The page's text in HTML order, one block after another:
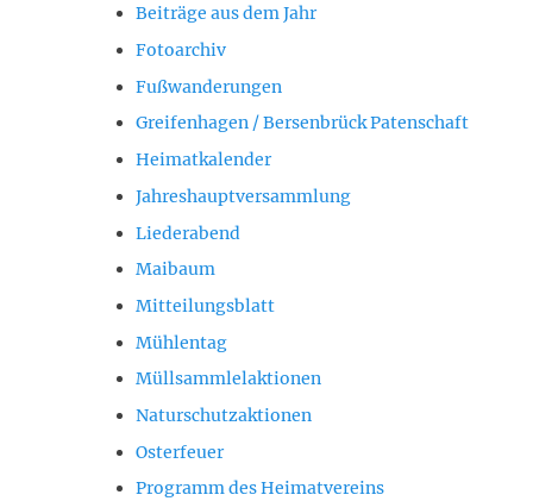
Beiträge aus dem Jahr
Fotoarchiv
Fußwanderungen
Greifenhagen / Bersenbrück Patenschaft
Heimatkalender
Jahreshauptversammlung
Liederabend
Maibaum
Mitteilungsblatt
Mühlentag
Müllsammlelaktionen
Naturschutzaktionen
Osterfeuer
Programm des Heimatvereins